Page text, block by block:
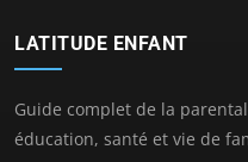
LATITUDE ENFANT
Guide complet de la
éducation, santé et vie de